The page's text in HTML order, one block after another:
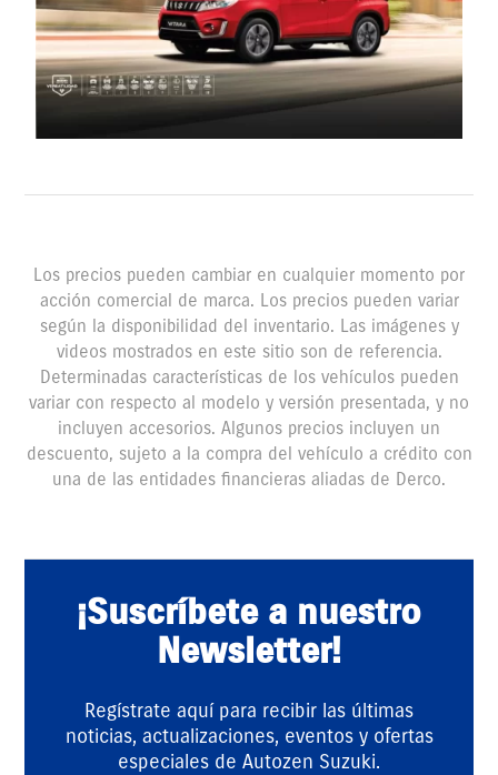
Los precios pueden cambiar en cualquier momento por
acción comercial de marca. Los precios pueden variar
según la disponibilidad del inventario. Las imágenes y
videos mostrados en este sitio son de referencia.
Determinadas características de los vehículos pueden
variar con respecto al modelo y versión presentada, y no
incluyen accesorios. Algunos precios incluyen un
descuento, sujeto a la compra del vehículo a crédito con
una de las entidades financieras aliadas de Derco.
¡Suscríbete a nuestro
Newsletter!
Regístrate aquí para recibir las últimas
noticias, actualizaciones, eventos y ofertas
especiales de Autozen Suzuki.